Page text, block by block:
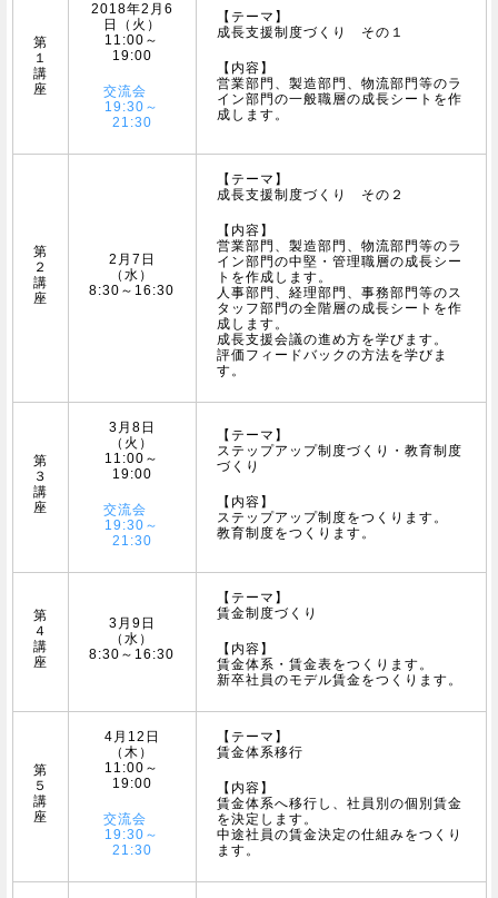
第
１
講
座
2018年2月6
日（火）
11:00～
19:00
交流会
19:30～
21:30
【テーマ】
成長支援制度づくり その１
【内容】
営業部門、製造部門、物流部門等のラ
イン部門の一般職層の成長シートを作
成します。
第
２
講
座
2月7日
（水）
8:30～16:30
【テーマ】
成長支援制度づくり その２
【内容】
営業部門、製造部門、物流部門等のラ
イン部門の中堅・管理職層の成長シー
トを作成します。
人事部門、経理部門、事務部門等のス
タッフ部門の全階層の成長シートを作
成します。
成長支援会議の進め方を学びます。
評価フィードバックの方法を学びま
す。
第
３
講
座
3月8日
（火）
11:00～
19:00
交流会
19:30～
21:30
【テーマ】
ステップアップ制度づくり・教育制度
づくり
【内容】
ステップアップ制度をつくります。
教育制度をつくります。
第
４
講
座
3月9日
（水）
8:30～16:30
【テーマ】
賃金制度づくり
【内容】
賃金体系・賃金表をつくります。
新卒社員のモデル賃金をつくります。
第
５
講
座
4月12日
（木）
11:00～
19:00
交流会
19:30～
21:30
【テーマ】
賃金体系移行
【内容】
賃金体系へ移行し、社員別の個別賃金
を決定します。
中途社員の賃金決定の仕組みをつくり
ます。